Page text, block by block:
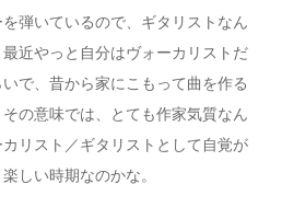
弾いているので、ギタリストなん
近やっと自分はヴォーカリストだ
で、昔から家にこもって曲を作る
の意味では、とても作家気質なん
リスト／ギタリストとして自覚が
しい時期なのかな。